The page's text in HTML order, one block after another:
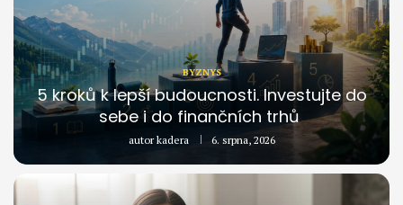
BYZNYS
5 kroků k lepší budoucnosti. Investujte do
sebe i do finančních trhů
autorkadera 6. srpna, 2026